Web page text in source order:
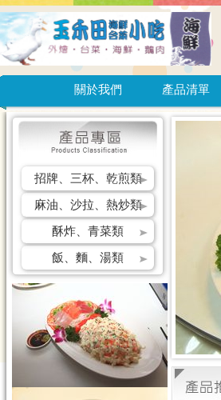
關於我們 產品清單
招牌、三杯、乾煎類
麻油、沙拉、熱炒類
酥炸、青菜類
飯、麵、湯類